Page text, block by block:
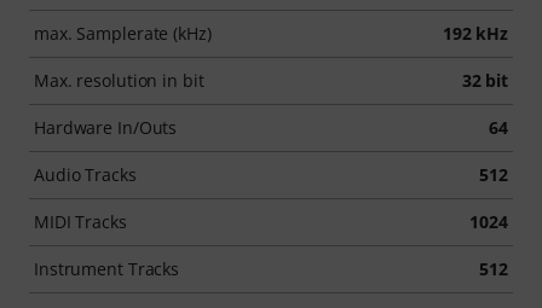
max. Samplerate (kHz) 192 kHz
Max. resolution in bit 32 bit
Hardware In/Outs 64
Audio Tracks 512
MIDI Tracks 1024
Instrument Tracks 512